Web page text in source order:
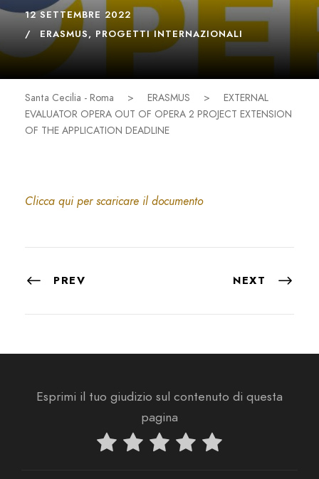
12 SETTEMBRE 2022
ERASMUS, PROGETTI INTERNAZIONALI
Santa Cecilia - Roma > ERASMUS >
EXTERNAL
EVALUATOR OPERA OUT OF OPERA 2 PROJECT EXTENSION
OF THE APPLICATION DEADLINE
Clicca qui per scaricare il documento
PREV NEXT
Esprimi il tuo giudizio sul contenuto di questa
pagina